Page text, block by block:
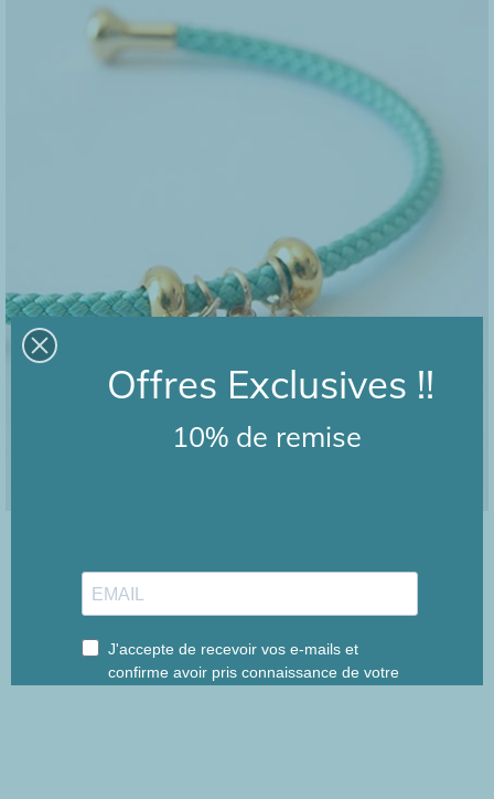
Perles & Breloques
Collection
Offres Exclusives !!
10% de remise